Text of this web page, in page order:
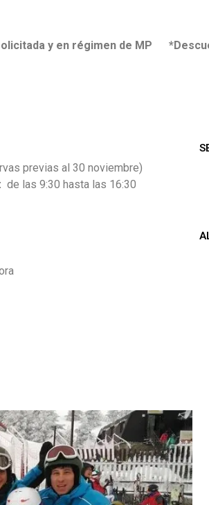
y en régimen de MP
previas al 30 noviembre)
de las 9:30 hasta las 16:30